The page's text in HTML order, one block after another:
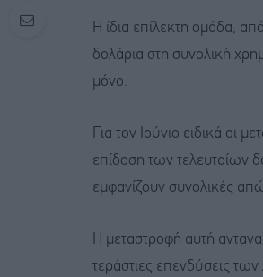
Η ίδια επίλεκτη ομάδα,
δολάρια στη συνολική
μόνο.
Για τον Ιούνιο ειδικά οι
επίδοση των τελευταίων
εμφανίζουν συνολικές
Η μεταστροφή αυτή
τεράστιες επενδύσεις